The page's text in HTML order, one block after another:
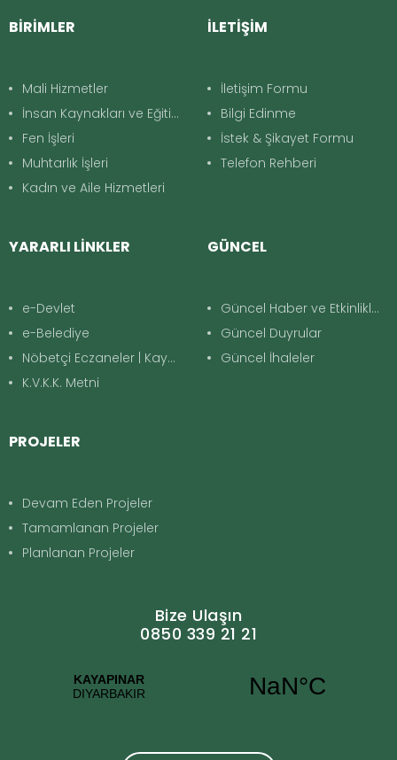
BİRİMLER
Mali Hizmetler
İnsan Kaynakları ve Eğitim
Fen İşleri
Muhtarlık İşleri
Kadın ve Aile Hizmetleri
İLETİŞİM
İletişim Formu
Bilgi Edinme
İstek & Şikayet Formu
Telefon Rehberi
YARARLI LİNKLER
e-Devlet
e-Belediye
Nöbetçi Eczaneler | Kayapınar
K.V.K.K. Metni
GÜNCEL
Güncel Haber ve Etkinlikler
Güncel Duyrular
Güncel İhaleler
PROJELER
Devam Eden Projeler
Tamamlanan Projeler
Planlanan Projeler
Bize Ulaşın
0850 339 21 21